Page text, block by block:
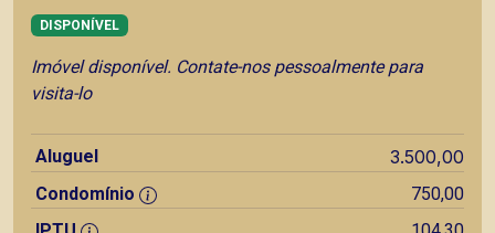
DISPONÍVEL
Imóvel disponível. Contate-nos pessoalmente para
visita-lo
Aluguel 3.500,00
Condomínio
750,00